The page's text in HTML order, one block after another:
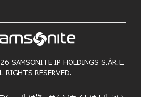
SAMSONITE IP HOLDINGS S.ÀR.L.
RIGHTS RESERVED.